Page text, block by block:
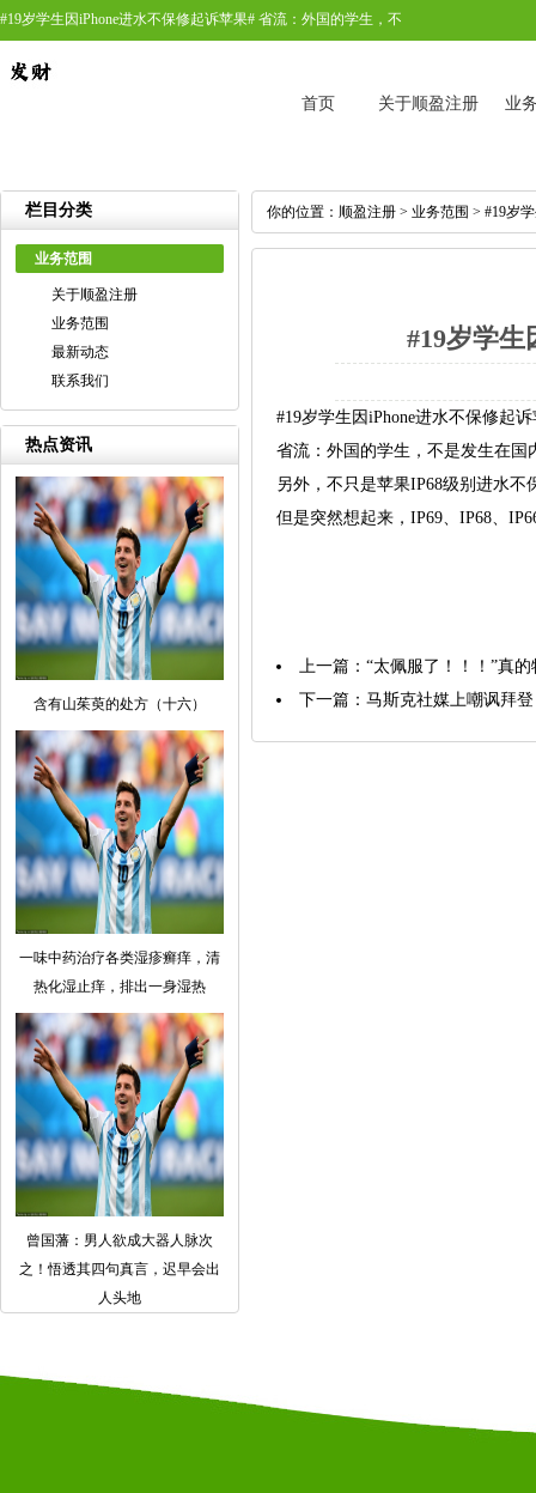
#19岁学生因iPhone进水不保修起诉苹果# 省流：外国的学生，不
首页 关于顺盈注册 业
栏目分类
业务范围
关于顺盈注册
业务范围
最新动态
联系我们
热点资讯
含有山茱萸的处方（十六）
一味中药治疗各类湿疹癣痒，清
热化湿止痒，排出一身湿热
曾国藩：男人欲成大器人脉次
之！悟透其四句真言，迟早会出
人头地
你的位置： 顺盈注册 > 业务范围 > #19岁
#19岁学生
#19岁学生因iPhone进水不保修起
省流：外国的学生，不是发生在国
另外，不只是苹果IP68级别进水
但是突然想起来，IP69、IP68、
上一篇： “太佩服了！！！”真
下一篇： 马斯克社媒上嘲讽拜登